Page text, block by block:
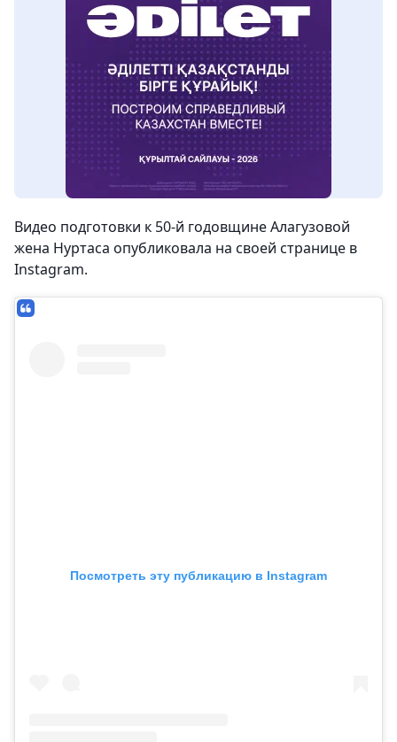
Видео подготовки к 50-й годовщине Алагузовой
жена Нуртаса опубликовала на своей странице в
Instagram.
Посмотреть эту публикацию в Instagram